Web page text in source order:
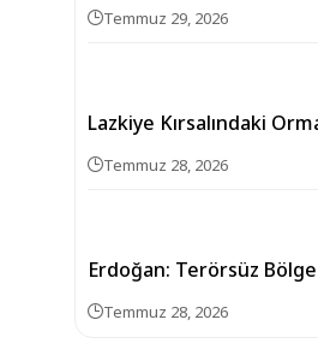
Temmuz 29, 2026
Lazkiye Kırsalındaki
Temmuz 28, 2026
Erdoğan: Terörsüz
Temmuz 28, 2026